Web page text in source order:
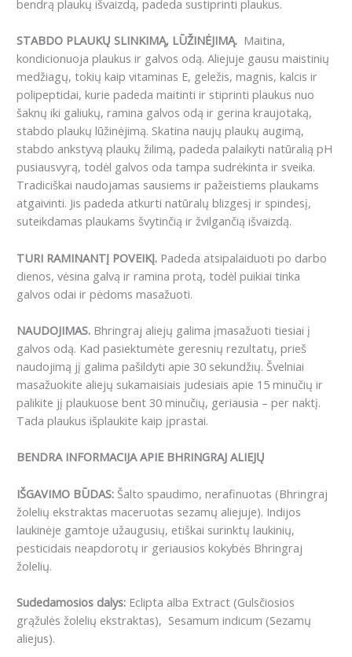
bendrą plaukų išvaizdą, padeda sustiprinti plaukus.
STABDO PLAUKŲ SLINKIMĄ, LŪŽINĖJIMĄ. Maitina,
kondicionuoja plaukus ir galvos odą. Aliejuje gausu maistinių
medžiagų, tokių kaip vitaminas E, geležis, magnis, kalcis ir
polipeptidai, kurie padeda maitinti ir stiprinti plaukus nuo
šaknų iki galiukų, ramina galvos odą ir gerina kraujotaką,
stabdo plaukų lūžinėjimą. Skatina naujų plaukų augimą,
stabdo ankstyvą plaukų žilimą, padeda palaikyti natūralią pH
pusiausvyrą, todėl galvos oda tampa sudrėkinta ir sveika.
Tradiciškai naudojamas sausiems ir pažeistiems plaukams
atgaivinti. Jis padeda atkurti natūralų blizgesį ir spindesį,
suteikdamas plaukams švytinčią ir žvilgančią išvaizdą.
TURI RAMINANTĮ POVEIKĮ. Padeda atsipalaiduoti po darbo
dienos, vėsina galvą ir ramina protą, todėl puikiai tinka
galvos odai ir pėdoms masažuoti.
NAUDOJIMAS. Bhringraj aliejų galima įmasažuoti tiesiai į
galvos odą. Kad pasiektumėte geresnių rezultatų, prieš
naudojimą jį galima pašildyti apie 30 sekundžių. Švelniai
masažuokite aliejų sukamaisiais judesiais apie 15 minučių ir
palikite jį plaukuose bent 30 minučių, geriausia – per naktį.
Tada plaukus išplaukite kaip įprastai.
BENDRA INFORMACIJA APIE BHRINGRAJ ALIEJŲ
IŠGAVIMO BŪDAS: Šalto spaudimo, nerafinuotas (Bhringraj
žolelių ekstraktas maceruotas sezamų aliejuje). Indijos
laukinėje gamtoje užaugusių, etiškai surinktų laukinių,
pesticidais neapdorotų ir geriausios kokybės Bhringraj
žolelių.
Sudedamosios dalys: Eclipta alba Extract (Gulsčiosios
grąžulės žolelių ekstraktas), Sesamum indicum (Sezamų
aliejus).